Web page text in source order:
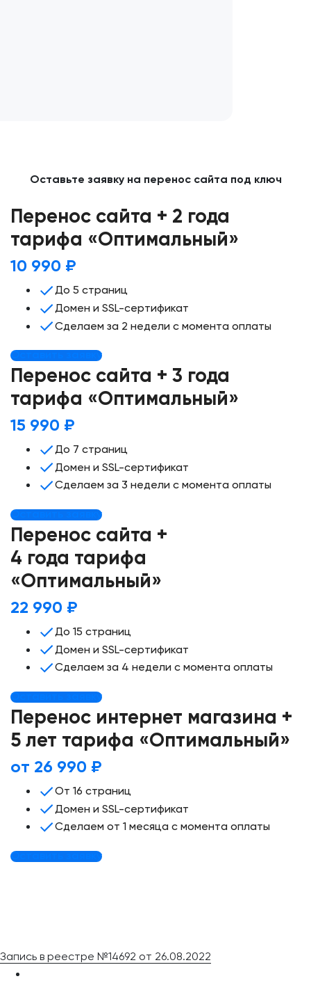
Оставьте заявку на перенос сайта под ключ
Перенос сайта + 2 года
тарифа «Оптимальный»
10 990 ₽
До 5 страниц
Домен и SSL-сертификат
Сделаем за 2 недели с момента оплаты
Оставить заявку
Перенос сайта + 3 года
тарифа «Оптимальный»
15 990 ₽
До 7 страниц
Домен и SSL-сертификат
Сделаем за 3 недели с момента оплаты
Оставить заявку
Перенос сайта +
4 года тарифа
«Оптимальный»
22 990 ₽
До 15 страниц
Домен и SSL-сертификат
Сделаем за 4 недели с момента оплаты
Оставить заявку
Перенос интернет магазина +
5 лет тарифа «Оптимальный»
от 26 990 ₽
От 16 страниц
Домен и SSL-сертификат
Сделаем от 1 месяца с момента оплаты
Оставить заявку
Запись в реестре №14692 от 26.08.2022